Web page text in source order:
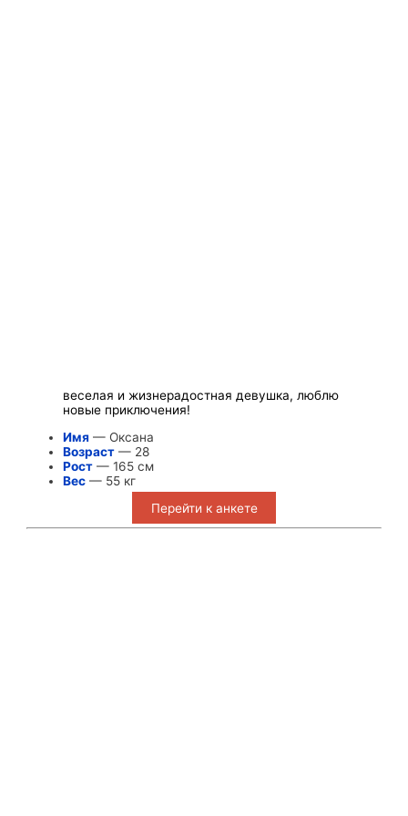
веселая и жизнерадостная девушка, люблю
новые приключения!
Имя — Оксана
Возраст — 28
Рост — 165 см
Вес — 55 кг
Перейти к анкете